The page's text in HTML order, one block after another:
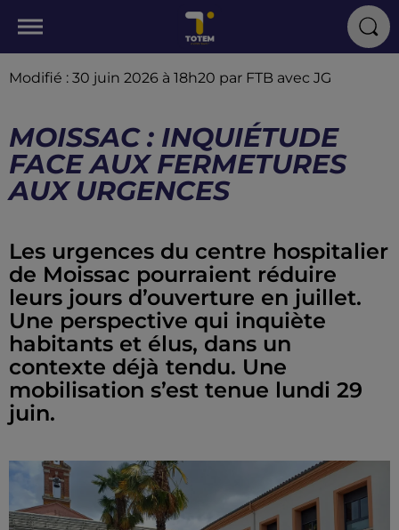
Modifié : 30 juin 2026 à 18h20 par FTB avec JG
MOISSAC : INQUIÉTUDE
FACE AUX FERMETURES
AUX URGENCES
Les urgences du centre hospitalier
de Moissac pourraient réduire
leurs jours d’ouverture en juillet.
Une perspective qui inquiète
habitants et élus, dans un
contexte déjà tendu. Une
mobilisation s’est tenue lundi 29
juin.